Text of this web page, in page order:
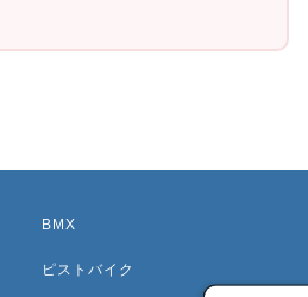
BMX
ピストバイク